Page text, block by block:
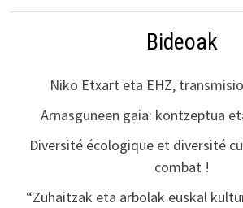
Bideoak
Niko Etxart eta EHZ,
Arnasguneen gaia: kontzeptua
Diversité écologique et diversité
combat !
“Zuhaitzak eta arbolak euskal